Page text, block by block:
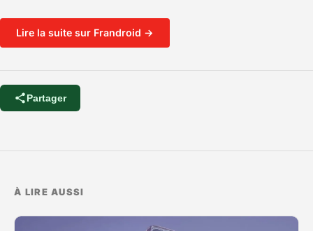
Lire la suite sur Frandroid →
Partager
À LIRE AUSSI